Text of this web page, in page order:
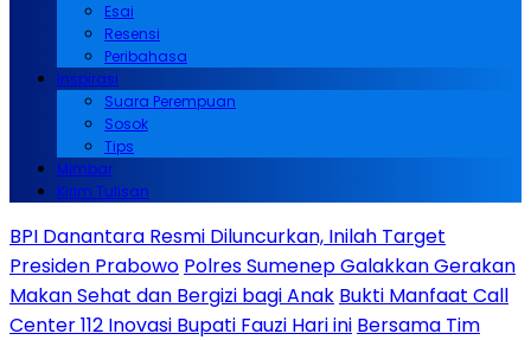
Esai
Resensi
Peribahasa
Inspirasi
Suara Perempuan
Sosok
Tips
Mimbar
Kirim Tulisan
BPI Danantara Resmi Diluncurkan, Inilah Target
Presiden Prabowo Polres Sumenep Galakkan Gerakan
Makan Sehat dan Bergizi bagi Anak Bukti Manfaat Call
Center 112 Inovasi Bupati Fauzi Hari ini Bersama Tim